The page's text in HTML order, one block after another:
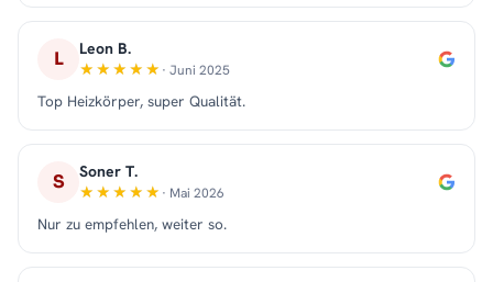
L Leon B.
· Juni 2025
Top Heizkörper, super Qualität.
S Soner T.
· Mai 2026
Nur zu empfehlen, weiter so.